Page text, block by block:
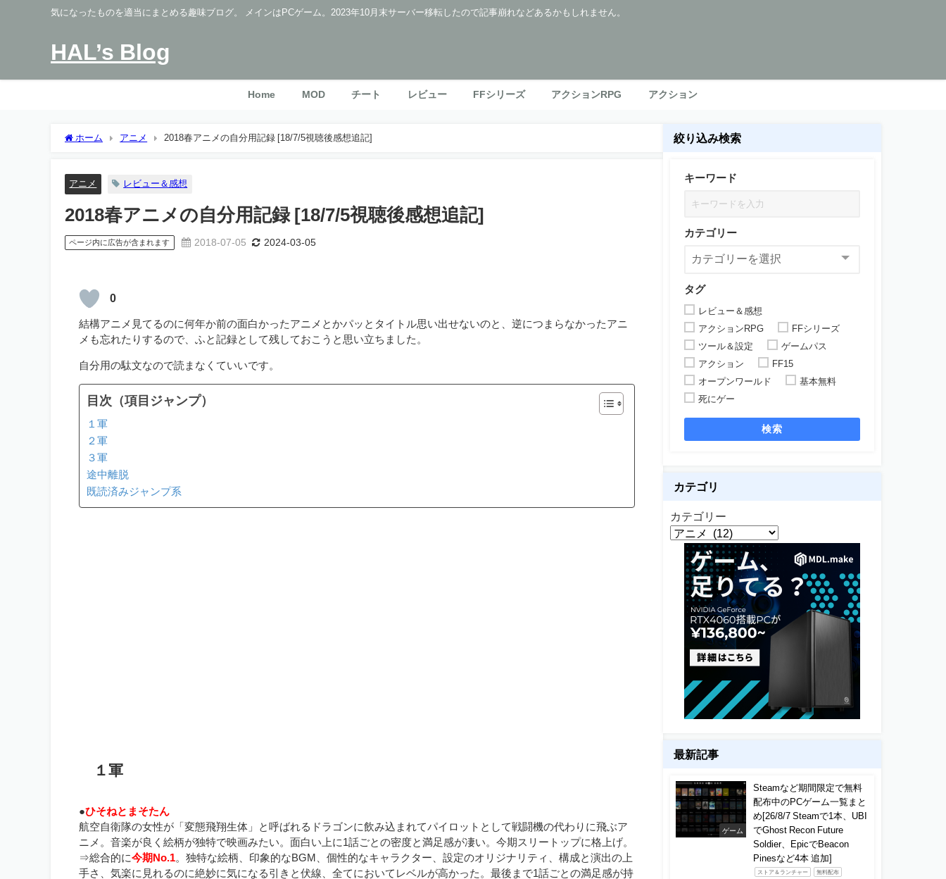
気になったものを適当にまとめる趣味ブログ。 メインはPCゲーム。2023年10月末サーバー移転したので記事崩れなどあるかもしれません。
HAL’s Blog
Home MOD チート レビュー FFシリーズ アクションRPG アクション
ホーム アニメ 2018春アニメの自分用記録 [18/7/5視聴後感想追記]
アニメ レビュー＆感想
2018春アニメの自分用記録 [18/7/5視聴後感想追記]
ページ内に広告が含まれます 2018-07-05 2024-03-05
0
結構アニメ見てるのに何年か前の面白かったアニメとかパッとタイトル思い出せないのと、逆につまらなかったアニ
メも忘れたりするので、ふと記録として残しておこうと思い立ちました。
自分用の駄文なので読まなくていいです。
目次（項目ジャンプ）
１軍
２軍
３軍
途中離脱
既読済みジャンプ系
１軍
●ひそねとまそたん
航空自衛隊の女性が「変態飛翔生体」と呼ばれるドラゴンに飲み込まれてパイロットとして戦闘機の代わりに飛ぶア
ニメ。音楽が良く絵柄が独特で映画みたい。面白い上に1話ごとの密度と満足感が凄い。今期スリートップに格上げ。
⇒総合的に今期No.1
。独特な絵柄、印象的なBGM、個性的なキャラクター、設定のオリジナリティ、構成と演出の上
手さ、気楽に見れるのに絶妙に気になる引きと伏線、全てにおいてレベルが高かった。最後まで1話ごとの満足感が持
絞り込み検索
キーワード
カテゴリー
タグ
レビュー＆感想
アクションRPG
FFシリーズ
ツール＆設定
ゲームパス
アクション
FF15
オープンワールド
基本無料
死にゲー
検索
カテゴリ
カテゴリー
最新記事
ゲーム
Steamなど期間限定で無料
配布中のPCゲーム一覧まと
め[26/8/7 Steamで1本、UBI
でGhost Recon Future
Soldier、EpicでBeacon
Pinesなど4本 追加]
ストア＆ランチャー 無料配布